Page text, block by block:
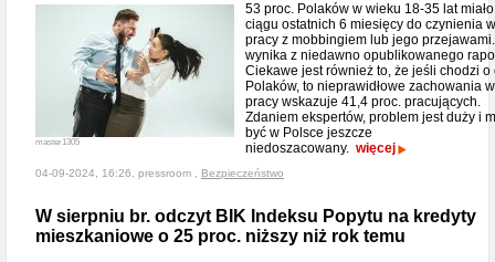
master1305
53 proc. Polaków w wieku 18-35 lat
ciągu ostatnich 6 miesięcy do czynienia w
pracy z mobbingiem lub jego
wynika z niedawno opublikowanego
Ciekawe jest również to, że jeśli chodzi o
Polaków, to nieprawidłowe zachowania w
pracy wskazuje 41,4 proc. pracujących.
Zdaniem ekspertów, problem jest duży i
być w Polsce jeszcze
niedoszacowany. więcej
04-09-2024, 16:26, pressroom , Bezpieczeństwo
W sierpniu br. odczyt BIK Indeksu Popytu na kredyty
mieszkaniowe o 25 proc. niższy niż rok temu